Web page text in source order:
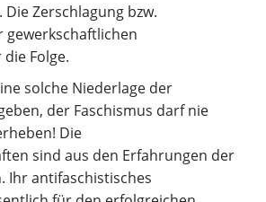
Zerschlagung bzw.
gewerkschaftlichen
Folge.
solche Niederlage der
der Faschismus darf nie
Die
sind aus den Erfahrungen der
Ihr antifaschistisches